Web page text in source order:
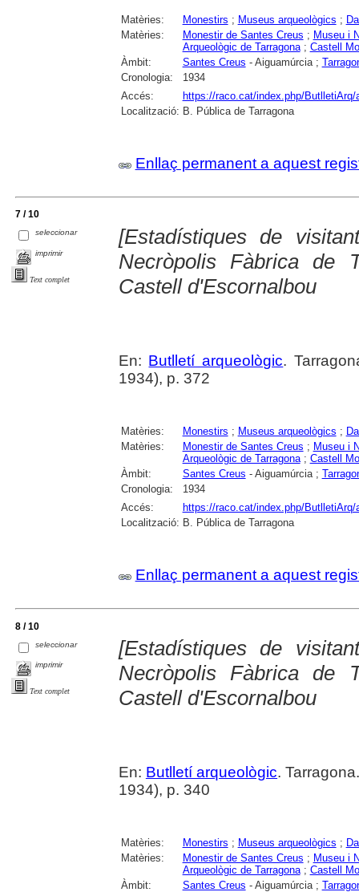
Matèries: Monestirs ; Museus arqueològics ;
Matèries:
Monestir de Santes Creus ; Museu i
Arqueològic de Tarragona; Castell
Àmbit:
Santes Creus - Aiguamúrcia ;
Cronologia:
1934
Accés:
https://raco.cat/index.php/ButlletiArq/
Localització: B. Pública de Tarragona
Enllaç permanent a aquest
7 / 10
seleccionar
imprimir
Text complet
[Estadístiques de
Necròpolis Fàbrica de
Castell d'Escornalbou
En: Butlletí arqueològic.
1934), p. 372
Matèries: Monestirs ; Museus arqueològics ;
Matèries:
Monestir de Santes Creus ; Museu i
Arqueològic de Tarragona; Castell
Àmbit:
Santes Creus - Aiguamúrcia ;
Cronologia:
1934
Accés:
https://raco.cat/index.php/ButlletiArq/
Localització: B. Pública de Tarragona
Enllaç permanent a aquest
8 / 10
seleccionar
imprimir
Text complet
[Estadístiques de
Necròpolis Fàbrica de
Castell d'Escornalbou
En: Butlletí arqueològic.
1934), p. 340
Matèries: Monestirs ; Museus arqueològics ;
Matèries:
Monestir de Santes Creus ; Museu i
Arqueològic de Tarragona; Castell
Àmbit:
Santes Creus - Aiguamúrcia ;